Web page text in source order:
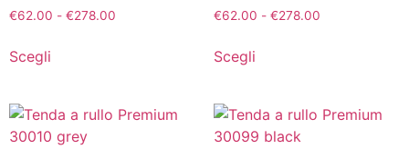
€62.00 - €278.00
Scegli
€62.00 - €278.00
Scegli